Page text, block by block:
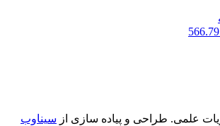
علمی. طراحی و پیاده سازی از سیناوب